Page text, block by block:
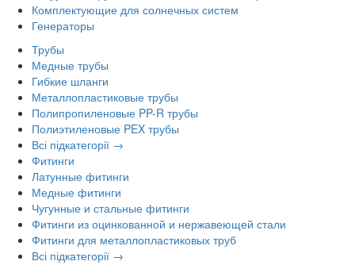
Комплектующие для солнечных систем
Генераторы
Трубы
Медные трубы
Гибкие шланги
Металлопластиковые трубы
Полипропиленовые PP-R трубы
Полиэтиленовые PEX трубы
Всі підкатегорії →
Фитинги
Латунные фитинги
Медные фитинги
Чугунные и стальные фитинги
Фитинги из оцинкованной и нержавеющей стали
Фитинги для металлопластиковых труб
Всі підкатегорії →